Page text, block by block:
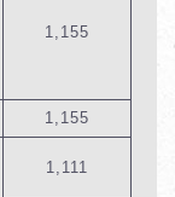
1,155
1,155
1,111